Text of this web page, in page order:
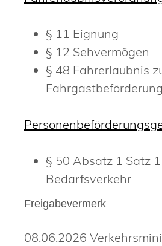
§ 11 Eignung
§ 12 Sehvermögen
§ 48 Fahrerlaubnis
Fahrgastbeförderung
§ 50 Absatz 1 Satz 1
Bedarfsverkehr
Freigabevermerk
08.06.2026